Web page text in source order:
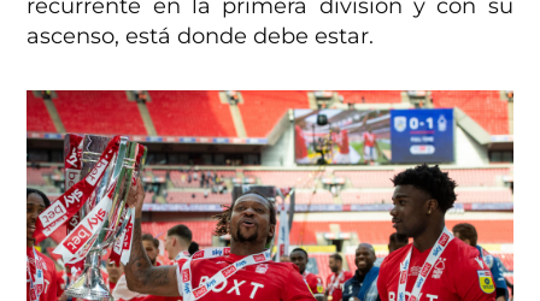
recurrente en la primera división y con su
ascenso, está donde debe estar.